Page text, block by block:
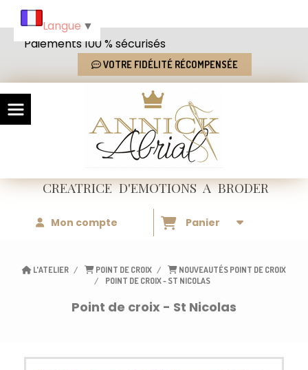
Paiements 100 % sécurisés
VOTRE FIDÉLITÉ RÉCOMPENSÉE
CREATRICED'EMOTIONSA BRODER
Mon compte Panier
L'ATELIER POINT DE CROIX
NOUVEAUTÉS POINT DE CROIX
POINT DE CROIX - ST NICOLAS
Point de croix - St Nicolas
Langue ▼